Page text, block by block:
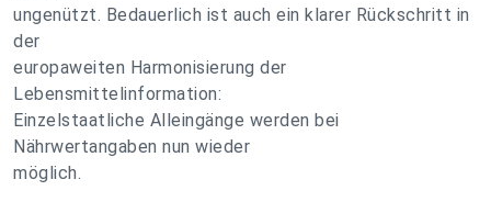
ungenützt. Bedauerlich ist auch ein klarer Rückschritt in
der
europaweiten Harmonisierung der
Lebensmittelinformation:
Einzelstaatliche Alleingänge werden bei
Nährwertangaben nun wieder
möglich.